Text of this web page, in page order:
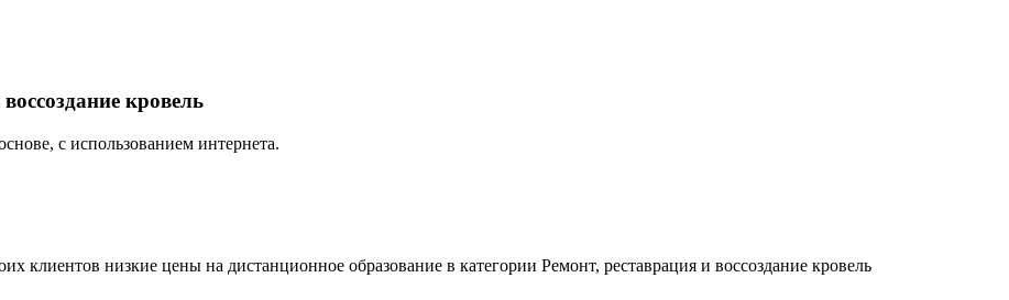
кровель
с использованием интернета.
клиентов низкие цены на дистанционное образование в категории Ремонт, реставрация и воссоздание кровель